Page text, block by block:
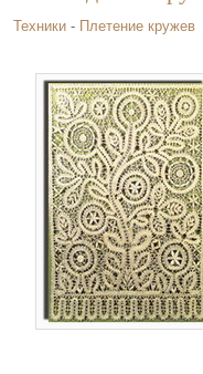
Техники - Плетение кружев